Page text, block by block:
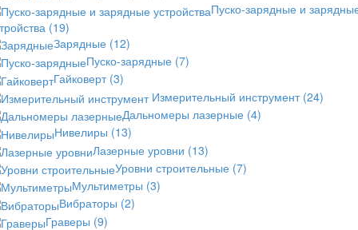
Пуско-зарядные и
(19)
Зарядные (12)
Пуско-зарядные (7)
Гайковерт (3)
Измерительный инструмент (24)
Дальномеры лазерные (4)
Нивелиры (13)
Лазерные уровни (13)
Уровни строительные (7)
Мультиметры (3)
Вибраторы (2)
Граверы (9)